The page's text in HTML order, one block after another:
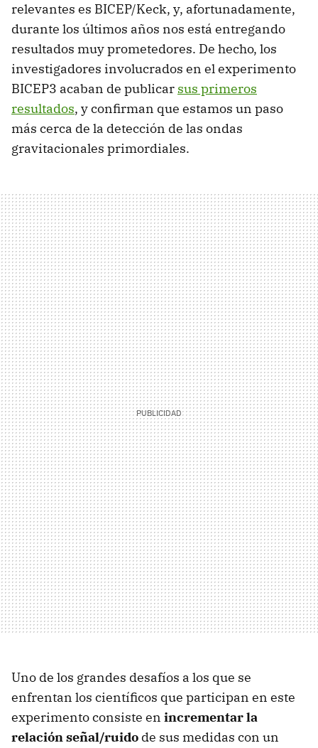
relevantes es BICEP/Keck, y, afortunadamente,
durante los últimos años nos está entregando
resultados muy prometedores. De hecho, los
investigadores involucrados en el experimento
BICEP3 acaban de publicar sus primeros
resultados, y confirman que estamos un paso
más cerca de la detección de las ondas
gravitacionales primordiales.
Uno de los grandes desafíos a los que se
enfrentan los científicos que participan en este
experimento consiste en incrementar la
relación señal/ruido de sus medidas con un